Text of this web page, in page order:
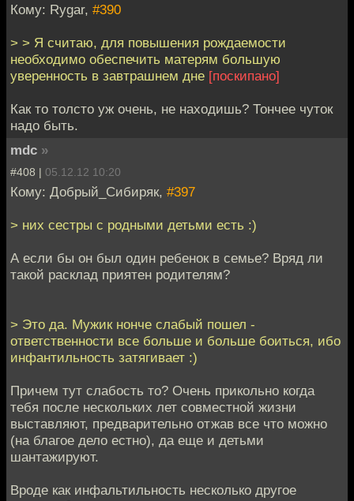
Кому: Rygar, #390
> > Я считаю, для повышения рождаемости
необходимо обеспечить матерям большую
уверенность в завтрашнем дне [поскипано]
Как то толсто уж очень, не находишь? Тончее чуток
надо быть.
mdc »
#408 | 05.12.12 10:20
Кому: Добрый_Сибиряк, #397
> них сестры c родными детьми есть :)
А если бы он был один ребенок в семье? Вряд ли
такой расклад приятен родителям?
> Это да. Мужик нонче слабый пошел -
ответственности все больше и больше боиться, ибо
инфантильность затягивает :)
Причем тут слабость то? Очень прикольно когда
тебя после нескольких лет совместной жизни
выставляют, предварительно отжав все что можно
(на благое дело естно), да еще и детьми
шантажируют.
Вроде как инфальтильность несколько другое